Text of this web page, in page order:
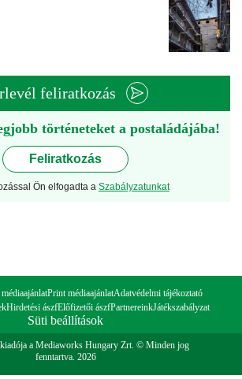
feliratkozás
történeteket a postaládájába!
Feliratkozás
Ön elfogadta a Szabályzatunkat
Print médiaajánlatAdatvédelmi tájékoztató
Hirdetési ászfElőfizetői ászfPartnereinkJátékszabályzat
Süti beállítások
a Mediaworks Hungary Zrt. © Minden jog
fenntartva. 2026